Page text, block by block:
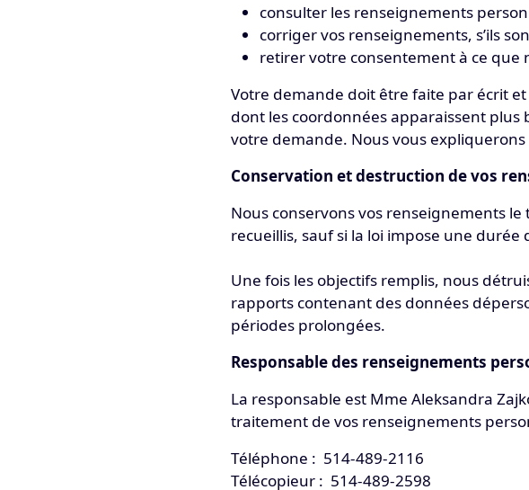
consulter les renseignements
corriger vos renseignements, s’ils
retirer votre consentement à ce que
Votre demande doit être faite par écrit
dont les coordonnées apparaissent plus
votre demande. Nous vous
Conservation et destruction de vos
Nous conservons vos renseignements
recueillis, sauf si la loi impose une durée
Une fois les objectifs remplis, nous
rapports contenant des données
périodes prolongées.
Responsable des renseignements
La responsable est Mme Aleksandra
traitement de vos renseignements
Téléphone : 514-489-2116
Télécopieur : 514-489-2598